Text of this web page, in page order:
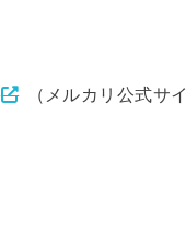
（メルカリ公式サイ